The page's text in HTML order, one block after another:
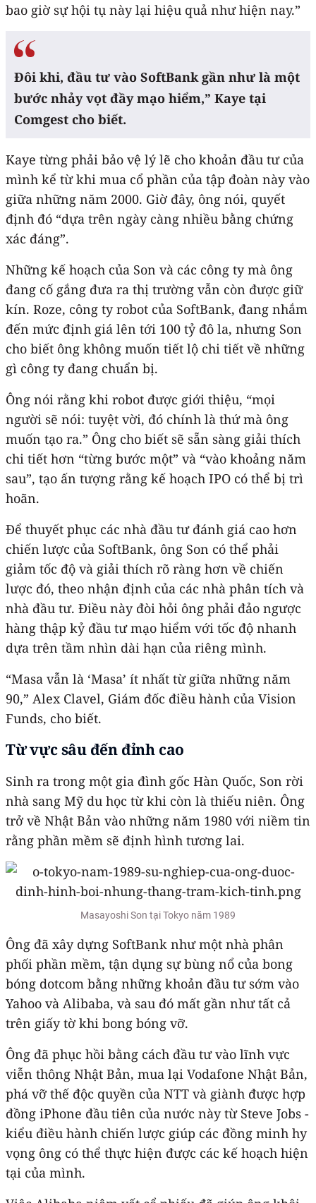
bao giờ sự hội tụ này lại hiệu quả như hiện nay.”
Đôi khi, đầu tư vào SoftBank gần như là một
bước nhảy vọt đầy mạo hiểm,” Kaye tại
Comgest cho biết.
Kaye từng phải bảo vệ lý lẽ cho khoản đầu tư của
mình kể từ khi mua cổ phần của tập đoàn này vào
giữa những năm 2000. Giờ đây, ông nói, quyết
định đó “dựa trên ngày càng nhiều bằng chứng
xác đáng”.
Những kế hoạch của Son và các công ty mà ông
đang cố gắng đưa ra thị trường vẫn còn được giữ
kín. Roze, công ty robot của SoftBank, đang nhắm
đến mức định giá lên tới 100 tỷ đô la, nhưng Son
cho biết ông không muốn tiết lộ chi tiết về những
gì công ty đang chuẩn bị.
Ông nói rằng khi robot được giới thiệu, “mọi
người sẽ nói: tuyệt vời, đó chính là thứ mà ông
muốn tạo ra.” Ông cho biết sẽ sẵn sàng giải thích
chi tiết hơn “từng bước một” và “vào khoảng năm
sau”, tạo ấn tượng rằng kế hoạch IPO có thể bị trì
hoãn.
Để thuyết phục các nhà đầu tư đánh giá cao hơn
chiến lược của SoftBank, ông Son có thể phải
giảm tốc độ và giải thích rõ ràng hơn về chiến
lược đó, theo nhận định của các nhà phân tích và
nhà đầu tư. Điều này đòi hỏi ông phải đảo ngược
hàng thập kỷ đầu tư mạo hiểm với tốc độ nhanh
dựa trên tầm nhìn dài hạn của riêng mình.
“Masa vẫn là ‘Masa’ ít nhất từ ​​giữa những năm
90,” Alex Clavel, Giám đốc điều hành của Vision
Funds, cho biết.
Từ vực sâu đến đỉnh cao
Sinh ra trong một gia đình gốc Hàn Quốc, Son rời
nhà sang Mỹ du học từ khi còn là thiếu niên. Ông
trở về Nhật Bản vào những năm 1980 với niềm tin
rằng phần mềm sẽ định hình tương lai.
Masayoshi Son tại Tokyo năm 1989
Ông đã xây dựng SoftBank như một nhà phân
phối phần mềm, tận dụng sự bùng nổ của bong
bóng dotcom bằng những khoản đầu tư sớm vào
Yahoo và Alibaba, và sau đó mất gần như tất cả
trên giấy tờ khi bong bóng vỡ.
Ông đã phục hồi bằng cách đầu tư vào lĩnh vực
viễn thông Nhật Bản, mua lại Vodafone Nhật Bản,
phá vỡ thế độc quyền của NTT và giành được hợp
đồng iPhone đầu tiên của nước này từ Steve Jobs -
kiểu điều hành chiến lược giúp các đồng minh hy
vọng ông có thể thực hiện được các kế hoạch hiện
tại của mình.